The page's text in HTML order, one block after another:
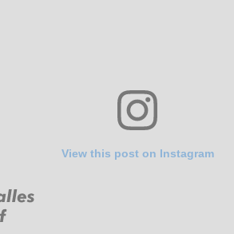
View this post on Instagram